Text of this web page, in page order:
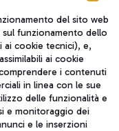
del sito web
funzionamento dello
ai cookie tecnici), e,
ai cookie
i contenuti
in linea con le sue
delle funzionalità e
e monitoraggio dei
e le inserzioni